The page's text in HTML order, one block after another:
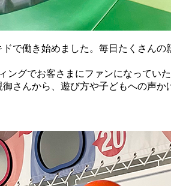
で働き始めました。毎日たくさん
グでお客さまにファンになってい
さんから、遊び方や子どもへの声か